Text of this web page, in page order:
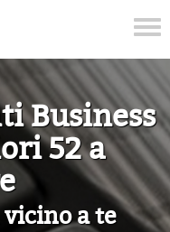
Business
52 a
a te